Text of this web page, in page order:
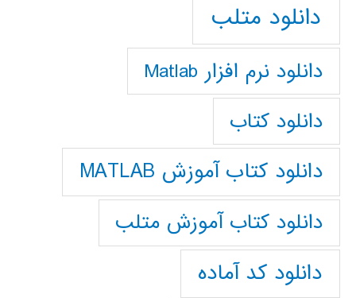
دانلود متلب
دانلود نرم افزار Matlab
دانلود کتاب
دانلود کتاب آموزش MATLAB
دانلود کتاب آموزش متلب
دانلود کد آماده